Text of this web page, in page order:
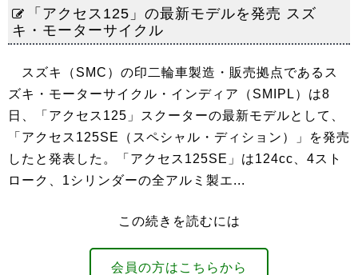
「アクセス125」の最新モデルを発売 スズ
キ・モーターサイクル
スズキ（SMC）の印二輪車製造・販売拠点であるス
ズキ・モーターサイクル・インディア（SMIPL）は8
日、「アクセス125」スクーターの最新モデルとして、
「アクセス125SE（スペシャル・ディション）」を発売
したと発表した。「アクセス125SE」は124cc、4スト
ローク、1シリンダーの全アルミ製エ...
この続きを読むには
会員の方はこちらから